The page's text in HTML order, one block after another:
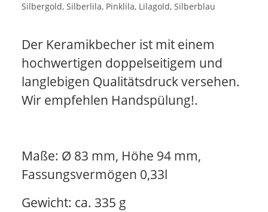
Silbergold, Silberlila, Pinklila, Lilagold, Silberblau
Der Keramikbecher ist mit einem
hochwertigen doppelseitigem und
langlebigen Qualitätsdruck versehen.
Wir empfehlen Handspülung!.
Maße: Ø 83 mm, Höhe 94 mm,
Fassungsvermögen 0,33l
Gewicht: ca. 335 g